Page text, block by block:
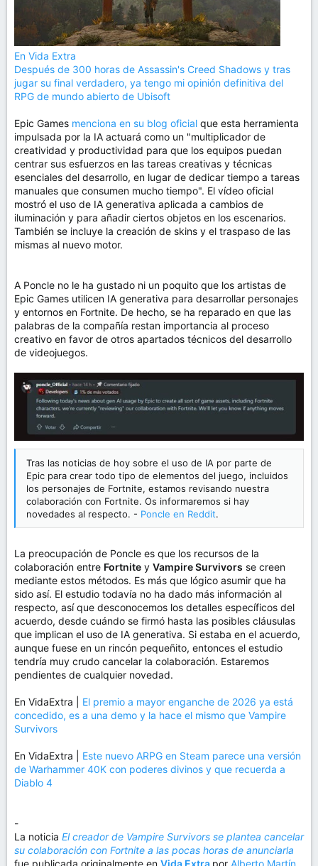
En Vida Extra
Después de 300 horas de Assassin's Creed Shadows y tras
jugar su final verdadero, ya tengo mi opinión definitiva del
RPG de mundo abierto de Ubisoft
Epic Games menciona en su blog oficial que esta herramienta
impulsada por la IA actuará como un "multiplicador de
creatividad y productividad para que los equipos puedan
centrar sus esfuerzos en las tareas creativas y técnicas
esenciales del desarrollo, en lugar de dedicar tiempo a tareas
manuales que consumen mucho tiempo". El vídeo oficial
mostró el uso de IA generativa aplicada a cambios de
iluminación y para añadir ciertos objetos en los escenarios.
También se incluye la creación de skins y el traspaso de las
mismas al nuevo motor.
A Poncle no le ha gustado ni un poquito que los artistas de
Epic Games utilicen IA generativa para desarrollar personajes
y entornos en Fortnite. De hecho, se ha reparado en que las
palabras de la compañía restan importancia al proceso
creativo en favor de otros apartados técnicos del desarrollo
de videojuegos.
Tras las noticias de hoy sobre el uso de IA por parte de
Epic para crear todo tipo de elementos del juego, incluidos
los personajes de Fortnite, estamos revisando nuestra
colaboración con Fortnite. Os informaremos si hay
novedades al respecto. - Poncle en Reddit.
La preocupación de Poncle es que los recursos de la
colaboración entre Fortnite y Vampire Survivors se creen
mediante estos métodos. Es más que lógico asumir que ha
sido así. El estudio todavía no ha dado más información al
respecto, así que desconocemos los detalles específicos del
acuerdo, desde cuándo se firmó hasta las posibles cláusulas
que implican el uso de IA generativa. Si estaba en el acuerdo,
aunque fuese en un rincón pequeñito, entonces el estudio
tendría muy crudo cancelar la colaboración. Estaremos
pendientes de cualquier novedad.
En VidaExtra | El premio a mayor enganche de 2026 ya está
concedido, es a una demo y la hace el mismo que Vampire
Survivors
En VidaExtra | Este nuevo ARPG en Steam parece una versión
de Warhammer 40K con poderes divinos y que recuerda a
Diablo 4
-
La noticia El creador de Vampire Survivors se plantea cancelar
su colaboración con Fortnite a las pocas horas de anunciarla
fue publicada originalmente en Vida Extra por Alberto Martín .